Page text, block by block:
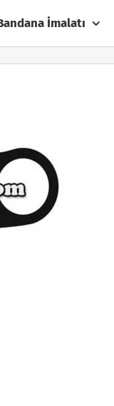
İmalatı